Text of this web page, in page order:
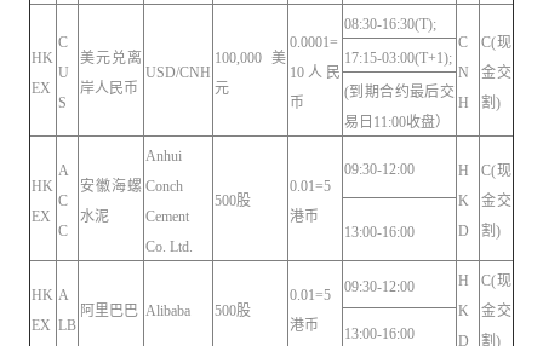
HK
EX
C
U
S
美元兑离
岸人民币
USD/CNH
100,000 美
元
0.0001=
10人民
币
08:30-16:30(T);
C
N
H
C(现
金交
割)
17:15-03:00(T+1);
(到期合约最后交
易日11:00收盘）
HK
EX
A
C
C
安徽海螺
水泥
Anhui
Conch
Cement
Co. Ltd.
500股
0.01=5
港币
09:30-12:00
H
K
D
C(现
金交
割)
13:00-16:00
HK
EX
A
LB
阿里巴巴 Alibaba 500股
0.01=5
港币
09:30-12:00
H
K
D
C(现
金交
割)
13:00-16:00